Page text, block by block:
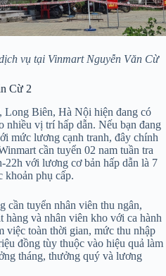
vụ tại Vinmart Nguyễn Văn Cừ
Cừ 2
Biên, Hà Nội hiện đang có
nhiều vị trí hấp dẫn. Nếu bạn đang
mức lương cạnh tranh, đây chính
cần tuyển 02 nam tuần tra
22h với lương cơ bản hấp dẫn là 7
khoản phụ cấp.
cần tuyển nhân viên thu ngân,
hàng và nhân viên kho với ca hành
toàn thời gian, mức thu nhập
đồng tùy thuộc vào hiệu quả làm
tháng, thưởng quý và lương